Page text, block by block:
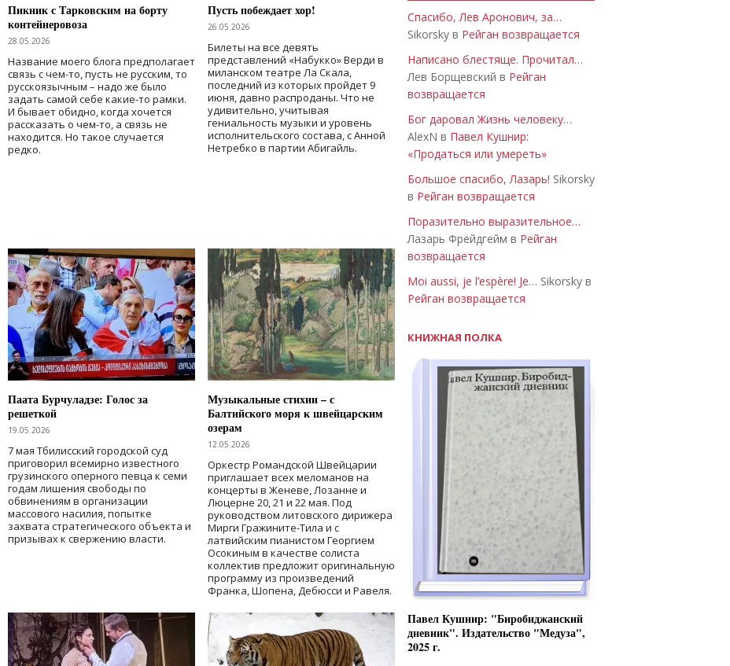
Пикник с Тарковским на борту
контейнеровоза
28.05.2026
Название моего блога предполагает
связь с чем-то, пусть не русским, то
русскоязычным – надо же было
задать самой себе какие-то рамки.
И бывает обидно, когда хочется
рассказать о чем-то, а связь не
находится. Но такое случается
редко.
Пусть побеждает хор!
26.05.2026
Билеты на все девять
представлений «Набукко» Верди в
миланском театре Ла Скала,
последний из которых пройдет 9
июня, давно распроданы. Что не
удивительно, учитывая
гениальность музыки и уровень
исполнительского состава, с Анной
Нетребко в партии Абигайль.
Паата Бурчуладзе: Голос за
решеткой
19.05.2026
7 мая Тбилисский городской суд
приговорил всемирно известного
грузинского оперного певца к семи
годам лишения свободы по
обвинениям в организации
массового насилия, попытке
захвата стратегического объекта и
призывах к свержению власти.
Музыкальные стихии – с
Балтийского моря к швейцарским
озерам
12.05.2026
Оркестр Романдской Швейцарии
приглашает всех меломанов на
концерты в Женеве, Лозанне и
Люцерне 20, 21 и 22 мая. Под
руководством литовского дирижера
Мирги Гражините-Тила и с
латвийским пианистом Георгием
Осокиным в качестве солиста
коллектив предложит оригинальную
программу из произведений
Франка, Шопена, Дебюсси и Равеля.
Спасибо, Лев Аронович, за…
Sikorsky в Рейган возвращается
Написано блестяще. Прочитал…
Лев Борщевский в Рейган
возвращается
Бог даровал Жизнь человеку…
AlexN в Павел Кушнир:
«Продаться или умереть»
Большое спасибо, Лазарь! Sikorsky
в Рейган возвращается
Поразительно выразительное…
Лазарь Фрейдгейм в Рейган
возвращается
Moi aussi, je l’espère! Je… Sikorsky в
Рейган возвращается
КНИЖНАЯ ПОЛКА
Павел Кушнир: "Биробиджанский
дневник". Издательство "Медуза",
2025 г.